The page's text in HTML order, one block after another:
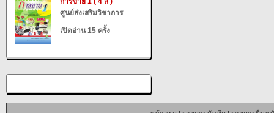
ศูนย์ส่งเสริมวิชาการ
เปิดอ่าน 15 ครั้ง